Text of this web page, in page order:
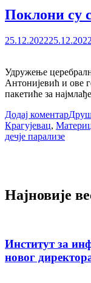
Поклони су
25.12.202225.12.2022
Удружење
Антонијевић и ове
пакетиће за
Додај коментар
Крагујевац,
дечје парализе
Најновије
Институт за
новог